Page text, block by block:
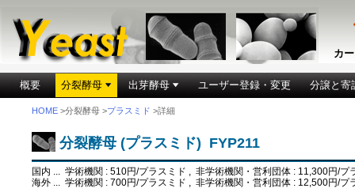
カ
概要 分裂酵母 出芽酵母 ユーザー登録・変更 分譲と寄
HOME >分裂酵母 >プラスミド >詳細
分裂酵母 (プラスミド) FYP211
国内 ... 学術機関 : 510円/プラスミド , 非学術機関・営利団体 : 11,300円/プ
海外 ... 学術機関 : 700円/プラスミド , 非学術機関・営利団体 : 12,500円/プ